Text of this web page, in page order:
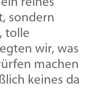
reines
sondern
tolle
wir, was
machen
keines da